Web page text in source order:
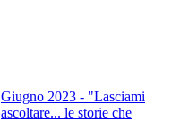
Giugno 2023 - "Lasciami
ascoltare... le storie che